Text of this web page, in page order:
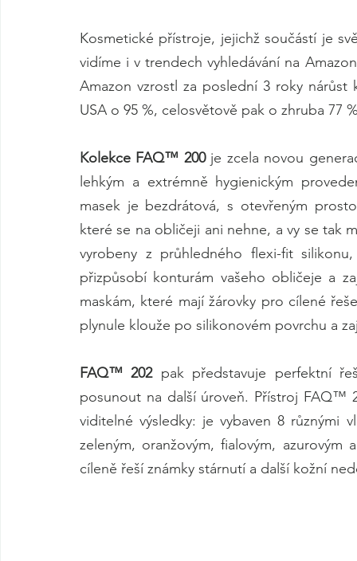
Kosmetické přístroje, jejichž součástí je
vidíme i v trendech vyhledávání na
Amazon vzrostl za poslední 3 roky nárůst
USA o 95 %, celosvětově pak o zhruba 77
Kolekce FAQ™ 200 je zcela novou
lehkým a extrémně hygienickým
masek je bezdrátová, s otevřeným
které se na obličeji ani nehne, a vy se tak
vyrobeny z průhledného flexi-fit
přizpůsobí konturám vašeho obličeje a
maskám, které mají žárovky pro cílené
plynule klouže po silikonovém povrchu a
FAQ™ 202 pak představuje perfektní
posunout na další úroveň. Přístroj FAQ™
viditelné výsledky: je vybaven 8 různými
zeleným, oranžovým, fialovým, azurovým
cíleně řeší známky stárnutí a další kožní